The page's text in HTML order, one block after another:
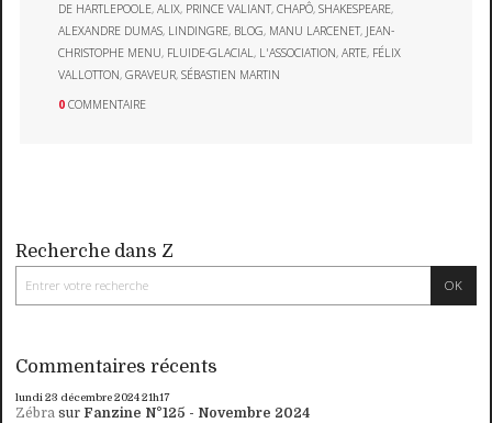
DE HARTLEPOOLE,ALIX, PRINCE VALIANT,CHAPÔ,SHAKESPEARE,
ALEXANDRE DUMAS, LINDINGRE, BLOG, MANU LARCENET, JEAN-
CHRISTOPHE MENU, FLUIDE-GLACIAL, L'ASSOCIATION,ARTE, FÉLIX
VALLOTTON,GRAVEUR,SÉBASTIEN MARTIN
0 COMMENTAIRE
Recherche dans Z
Commentaires récents
lundi 23 décembre 202421h17
Zébra sur Fanzine N°125 - Novembre 2024